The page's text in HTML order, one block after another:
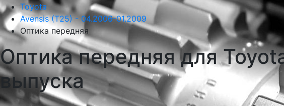
Toyota
Avensis (T25) - 04.2006-01.2009
Оптика передняя
Оптика передняя для
выпуска